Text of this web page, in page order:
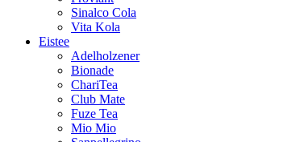
Sinalco Cola
Vita Kola
Eistee
Adelholzener
Bionade
ChariTea
Club Mate
Fuze Tea
Mio Mio